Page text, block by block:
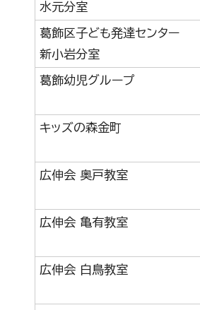
水元分室
葛飾区子ども発達センター
新小岩分室
葛飾幼児グループ
キッズの森金町
広伸会 奥戸教室
広伸会 亀有教室
広伸会 白鳥教室